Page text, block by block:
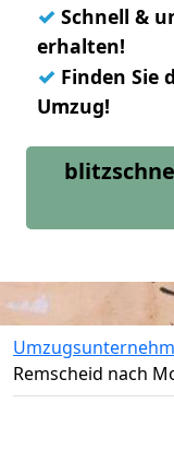
✓ Schnell &
erhalten!
✓ Finden Sie
Umzug!
Remscheid nach